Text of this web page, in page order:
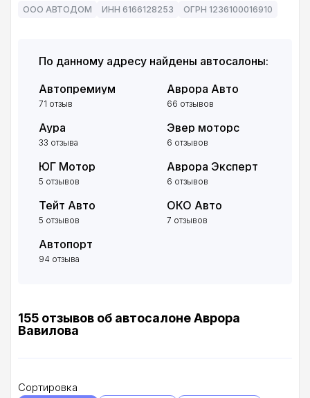
ООО АВТОДОМ ИНН 6166128253 ОГРН 1236100016910
По данному адресу найдены автосалоны:
Автопремиум
71 отзыв
Аврора Авто
66 отзывов
Аура
33 отзыва
Эвер моторс
6 отзывов
ЮГ Мотор
5 отзывов
Аврора Эксперт
6 отзывов
Тейт Авто
5 отзывов
ОКО Авто
7 отзывов
Автопорт
94 отзыва
155 отзывов об автосалоне Аврора
Вавилова
Сортировка